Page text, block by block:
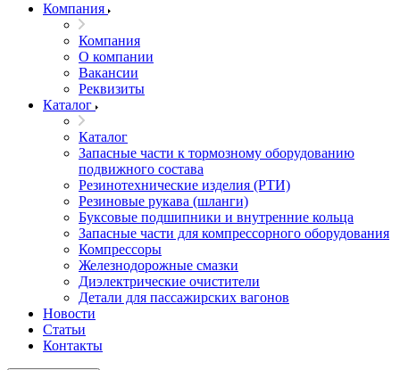
Компания
Компания
О компании
Вакансии
Реквизиты
Каталог
Каталог
Запасные части к тормозному оборудованию
подвижного состава
Резинотехнические изделия (РТИ)
Резиновые рукава (шланги)
Буксовые подшипники и внутренние кольца
Запасные части для компрессорного оборудования
Компрессоры
Железнодорожные смазки
Диэлектрические очистители
Детали для пассажирских вагонов
Новости
Статьи
Контакты